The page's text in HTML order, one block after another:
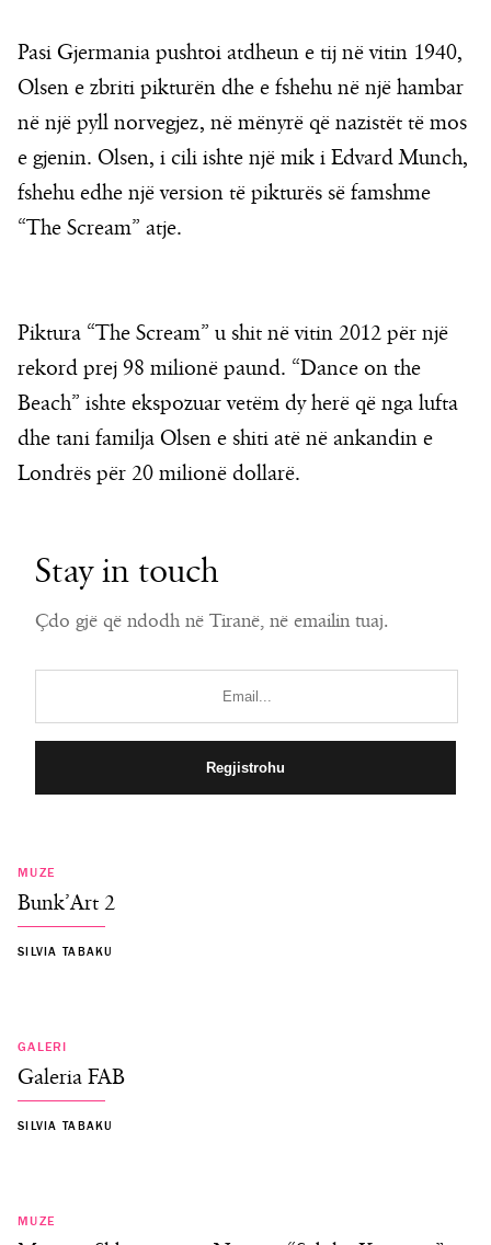
Pasi Gjermania pushtoi atdheun e tij në vitin 1940,
Olsen e zbriti pikturën dhe e fshehu në një hambar
në një pyll norvegjez, në mënyrë që nazistët të mos
e gjenin. Olsen, i cili ishte një mik i Edvard Munch,
fshehu edhe një version të pikturës së famshme
“The Scream” atje.
Piktura “The Scream” u shit në vitin 2012 për një
rekord prej 98 milionë paund. “Dance on the
Beach” ishte ekspozuar vetëm dy herë që nga lufta
dhe tani familja Olsen e shiti atë në ankandin e
Londrës për 20 milionë dollarë.
Stay in touch
Çdo gjë që ndodh në Tiranë, në emailin tuaj.
MUZE
Bunk’Art 2
SILVIA TABAKU
GALERI
Galeria FAB
SILVIA TABAKU
MUZE